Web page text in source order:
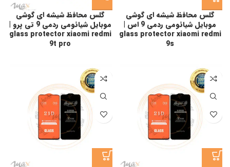
گلس محافظ شیشه ای گوشی
موبایل شیائومی ردمی 9 اس |
glass protector xiaomi redmi
9s
گلس محافظ شیشه ای گوشی
موبایل شیائومی ردمی 9 تی پرو |
glass protector xiaomi redmi
9t pro